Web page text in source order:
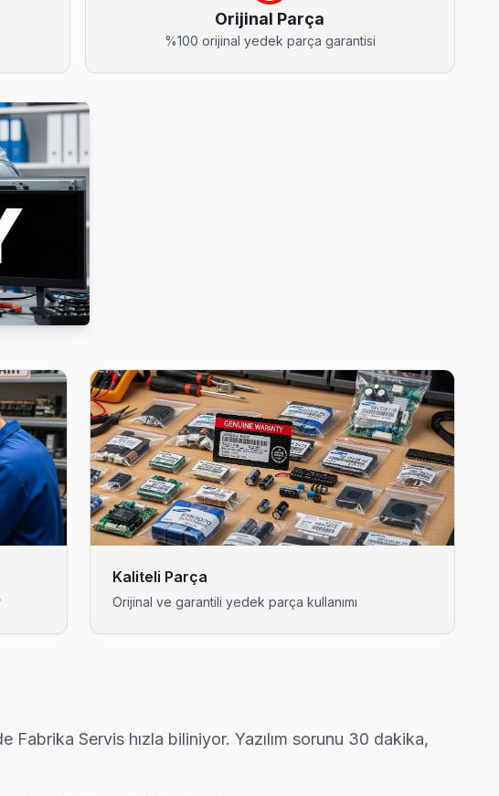
aynı gün geliyor, teşhis ücretsiz.
Başakşehir'nın en deneyimli ekibi.
15 dakika içinde yazılı teklif iletiyoruz.
garantisi ve orijinal parça taahhüdü veriyoruz.
almıyoruz — bu taahhüdümüz.
Başakşehir'nın en deneyimli ekibi.
Orijinal Parça
%100 orijinal yedek parça garantisi
Kaliteli Parça
Orijinal ve garantili yedek parça kullanımı
Fabrika Servis hızla biliniyor. Yazılım sorunu 30 dakika,